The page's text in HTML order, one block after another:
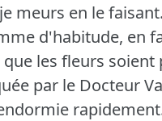
meurs en le faisant.
d'habitude, en
les fleurs soient
par le Docteur